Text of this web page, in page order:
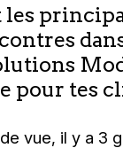
les
pour tes
vue, il y a 3